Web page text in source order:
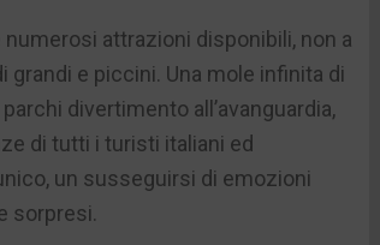
attrazioni disponibili, non a
e piccini. Una mole infinita di
divertimento all’avanguardia,
di tutti i turisti italiani ed
un susseguirsi di emozioni
sorpresi.